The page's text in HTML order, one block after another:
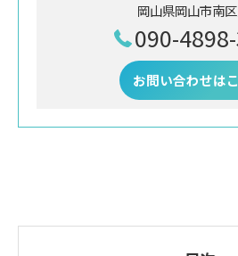
岡山県岡山市南
090-
お問い合わせは